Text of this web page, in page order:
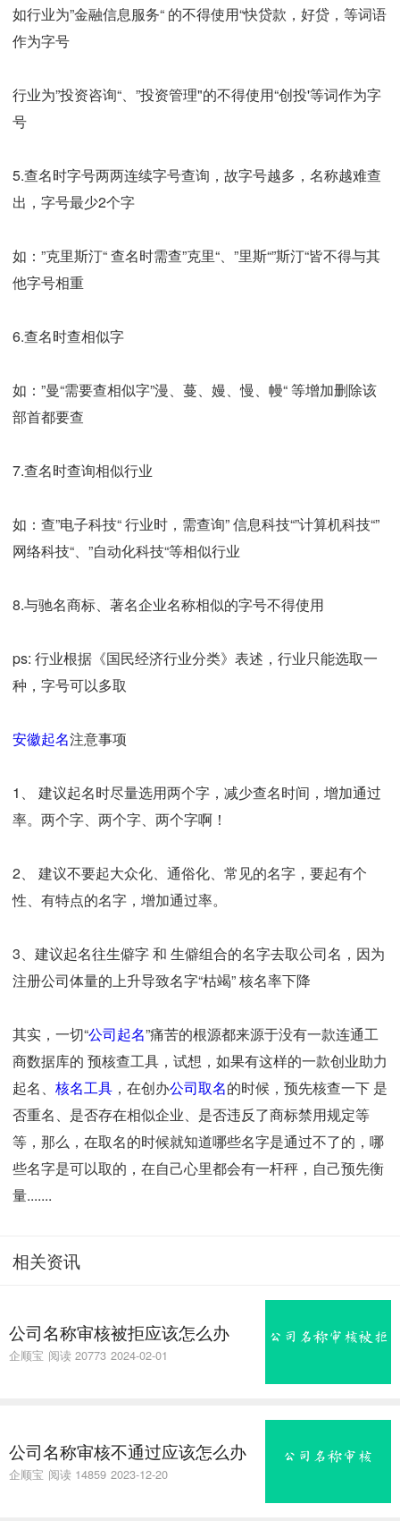
如行业为”金融信息服务“ 的不得使用“快贷款，好贷，等词语
作为字号
行业为”投资咨询“、”投资管理"的不得使用“创投'等词作为字
号
5.查名时字号两两连续字号查询，故字号越多，名称越难查
出，字号最少2个字
如：”克里斯汀“ 查名时需查”克里“、”里斯“”斯汀“皆不得与其
他字号相重
6.查名时查相似字
如：”曼“需要查相似字”漫、蔓、嫚、慢、幔“ 等增加删除该
部首都要查
7.查名时查询相似行业
如：查”电子科技“ 行业时，需查询” 信息科技“”计算机科技“”
网络科技“、”自动化科技“等相似行业
8.与驰名商标、著名企业名称相似的字号不得使用
ps: 行业根据《国民经济行业分类》表述，行业只能选取一
种，字号可以多取
安徽起名注意事项
1、 建议起名时尽量选用两个字，减少查名时间，增加通过
率。两个字、两个字、两个字啊！
2、 建议不要起大众化、通俗化、常见的名字，要起有个
性、有特点的名字，增加通过率。
3、建议起名往生僻字 和 生僻组合的名字去取公司名，因为
注册公司体量的上升导致名字“枯竭” 核名率下降
其实，一切“公司起名”痛苦的根源都来源于没有一款连通工
商数据库的 预核查工具，试想，如果有这样的一款创业助力
起名、 核名工具，在创办公司取名的时候，预先核查一下 是
否重名、是否存在相似企业、是否违反了商标禁用规定等
等，那么，在取名的时候就知道哪些名字是通过不了的，哪
些名字是可以取的，在自己心里都会有一杆秤，自己预先衡
量.......
相关资讯
公司名称审核被拒应该怎么办
企顺宝 阅读 20773 2024-02-01
公司名称审核不通过应该怎么办
企顺宝 阅读 14859 2023-12-20